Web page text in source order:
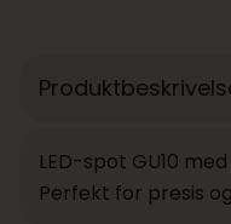
LED-spot GU10
Perfekt for presis